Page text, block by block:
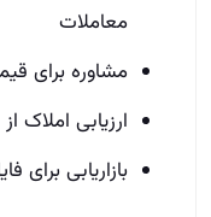
معاملات
مشاوره برای
ارزیابی املاک
بازاریابی برای